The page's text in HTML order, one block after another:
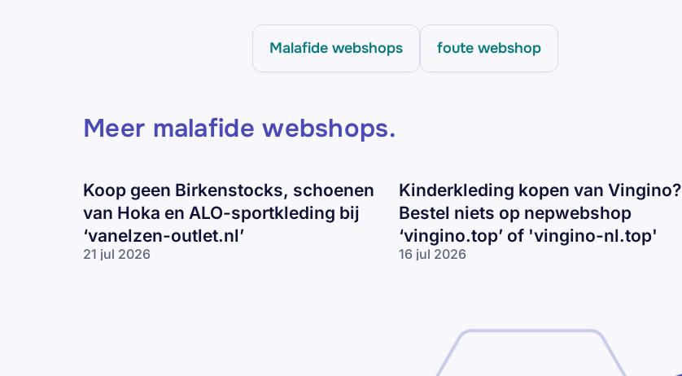
Malafide webshops foute webshop
Meer malafide webshops.
Koop geen Birkenstocks, schoenen
van Hoka en ALO-sportkleding bij
‘vanelzen-outlet.nl’
21 jul 2026
Kinderkleding kopen van Vingino?
Bestel niets op nepwebshop
‘vingino.top’ of 'vingino-nl.top'
16 jul 2026
nepwebshop
‘vingino.top’